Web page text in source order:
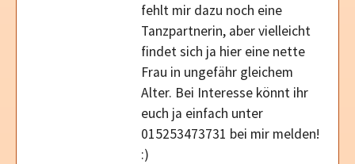
fehlt mir dazu noch eine
Tanzpartnerin, aber vielleicht
findet sich ja hier eine nette
Frau in ungefähr gleichem
Alter. Bei Interesse könnt ihr
euch ja einfach unter
015253473731 bei mir melden!
:)